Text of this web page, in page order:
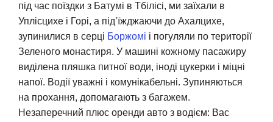
під час поїздки з Батумі в Тбілісі, ми заїхали в
Уплісцихе і Горі, а під’їжджаючи до Ахалцихе,
зупинилися в серці Боржомі і погуляли по території
Зеленого монастиря. У машині кожному пасажиру
виділена пляшка питної води, іноді цукерки і міцні
напої. Водії уважні і комунікабельні. Зупиняються
на прохання, допомагають з багажем.
Незаперечний плюс оренди авто з водієм: Вас